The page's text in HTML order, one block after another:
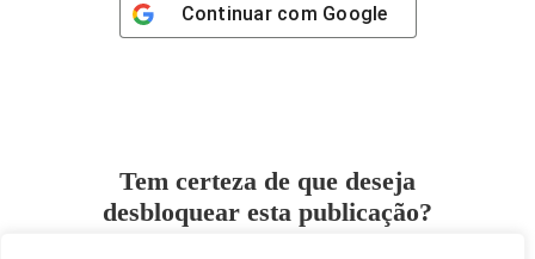
Continuar com Google
Tem certeza de que deseja
desbloquear esta publicação?